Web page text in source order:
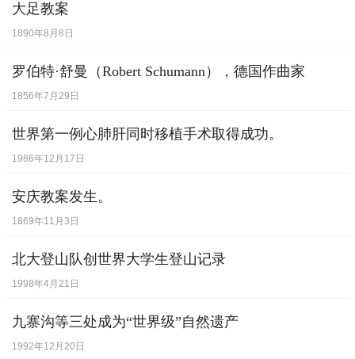
大足教案
1890年8月8日
罗伯特·舒曼（Robert Schumann），德国作曲家
1856年7月29日
世界第一例心肺肝同时移植手术取得成功。
1986年12月17日
安庆教案发生。
1869年11月3日
北大登山队创世界大学生登山记录
1998年4月21日
九寨沟等三处成为“世界级”自然遗产
1992年12月20日